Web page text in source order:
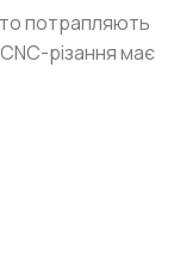
потрапляють
різання має